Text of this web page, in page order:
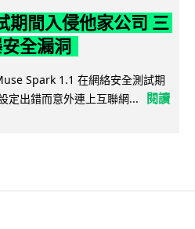
期間入侵他家公司 三
全漏洞
Spark 1.1 在網絡安全測試期
出錯而意外連上互聯網...
閱讀